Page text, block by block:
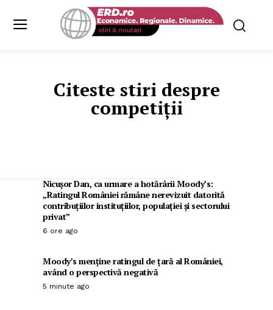
Citeste stiri despre
competiții
Nicușor Dan, ca urmare a hotărârii Moody’s:
„Ratingul României rămâne nerevizuit datorită
contribuțiilor instituțiilor, populației și sectorului
privat”
6 ore ago
Moody’s menține ratingul de țară al României,
având o perspectivă negativă
5 minute ago